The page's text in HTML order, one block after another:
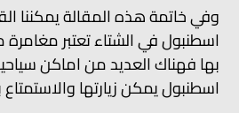
وفي خاتمة هذه المقالة يمكننا
اسطنبول في الشتاء تعتبر
بها فهناك العديد من اماكن
اسطنبول يمكن زيارتها